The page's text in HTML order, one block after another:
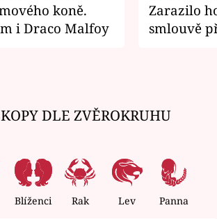
koně.
i Draco Malfoy
Zarazilo
smlouvě
DLE ZVĚROKRUHU
Blíženci Rak Lev Panna